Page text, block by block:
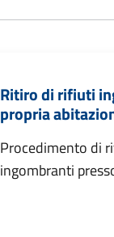
Ritiro di rifiuti
propria
Procedimento di
ingombranti